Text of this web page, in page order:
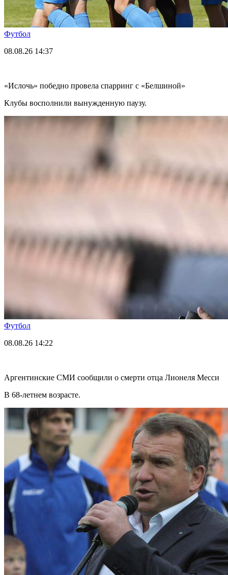
Футбол
08.08.26 14:37
«Ислочь» победно провела спарринг с «Белшиной»
Клубы восполнили вынужденную паузу.
Футбол
08.08.26 14:22
Аргентинские СМИ сообщили о смерти отца Лионеля Месси
В 68-летнем возрасте.